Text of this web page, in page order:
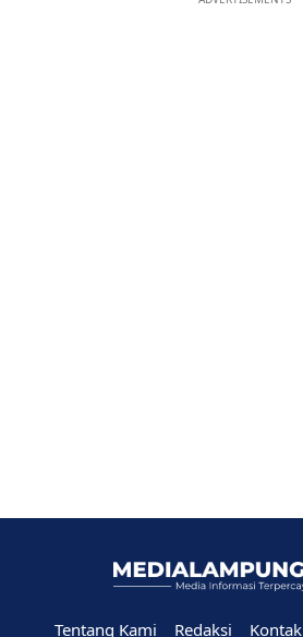
Tentang Kami Redaksi Kontak